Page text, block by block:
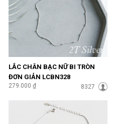
LẮC CHÂN BẠC NỮ BI TRÒN
ĐƠN GIẢN LCBN328
279.000 ₫ 8327